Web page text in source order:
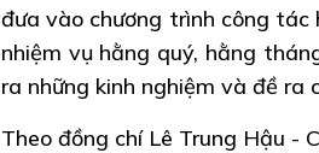
đưa vào chương trình công
nhiệm vụ hằng quý, hằng
ra những kinh nghiệm và đề
Theo đồng chí Lê Trung Hậu -